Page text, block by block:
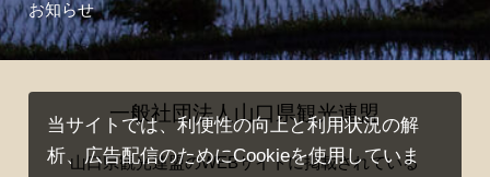
お知らせ
一般社団法人山口県観光連盟
山口県観光連盟のWEBサイトに掲載されている
当サイトでは、利便性の向上と利用状況の解
析、広告配信のためにCookieを使用していま